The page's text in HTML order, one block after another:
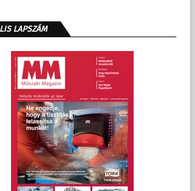
LAPSZÁM